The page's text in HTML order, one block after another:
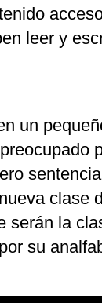
leer y
un
clase
serán la
su